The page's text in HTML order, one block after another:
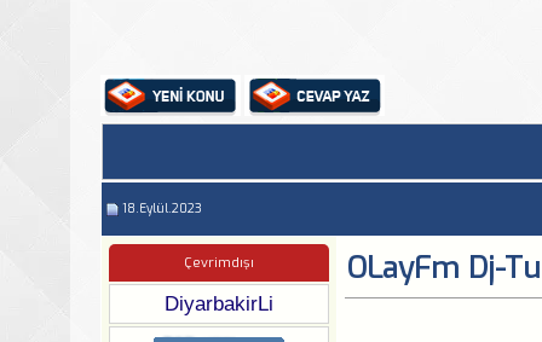
18.Eylül.2023
Çevrimdışı
DiyarbakirLi
OLayFm Dj-